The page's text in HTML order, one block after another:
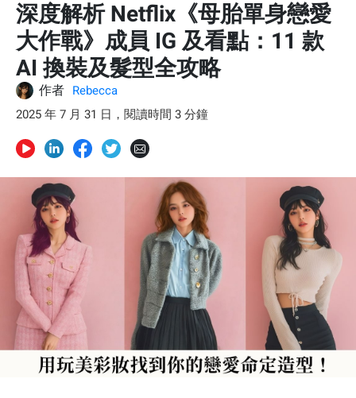
深度解析 Netflix《母胎單身戀愛
大作戰》成員 IG 及看點：11 款
AI 換裝及髮型全攻略
作者
Rebecca
2025 年 7 月 31 日，閱讀時間 3 分鐘